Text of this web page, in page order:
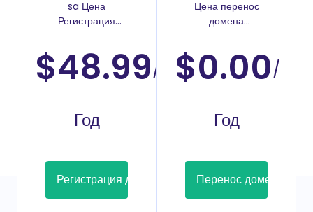
sa Цена
Регистрация
$48.99/
Год
Регистрация домена
Цена перенос
домена
$0.00/
Год
Перенос домена